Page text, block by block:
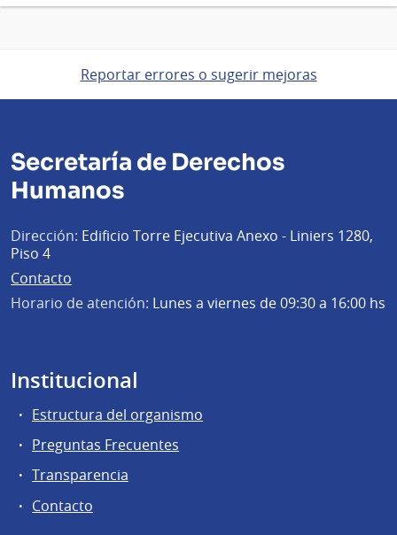
Reportar errores o sugerir mejoras
Secretaría de Derechos
Humanos
Dirección: Edificio Torre Ejecutiva Anexo - Liniers 1280,
Piso 4
Contacto
Horario de atención: Lunes a viernes de 09:30 a 16:00 hs
Institucional
Estructura del organismo
Preguntas Frecuentes
Transparencia
Contacto